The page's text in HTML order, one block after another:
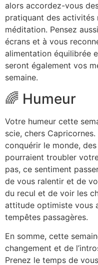
alors accordez-vous
pratiquant des activités
méditation. Pensez
écrans et à vous
alimentation équilibrée
seront également vos
semaine.
🌈 Humeur
Votre humeur cette
scie, chers
conquérir le monde,
pourraient troubler
pas, ce sentiment
de vous ralentir et de
du recul et de voir les
attitude optimiste vous
tempêtes passagères.
En somme, cette
changement et de
Prenez le temps de